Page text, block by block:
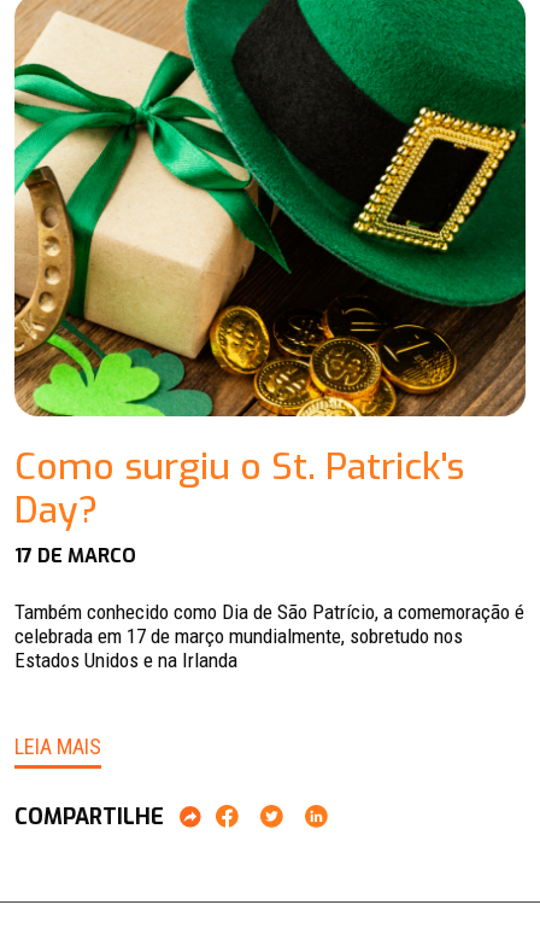
Como surgiu o St. Patrick's
Day?
17 DE MARCO
Também conhecido como Dia de São Patrício, a comemoração é
celebrada em 17 de março mundialmente, sobretudo nos
Estados Unidos e na Irlanda
LEIA MAIS
COMPARTILHE